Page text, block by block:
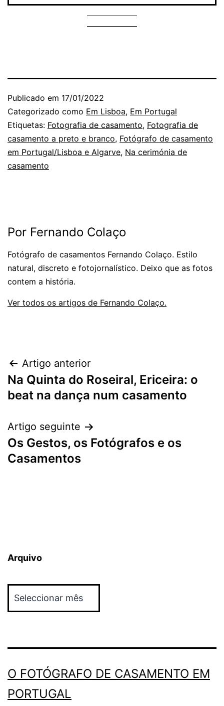
Publicado em 17/01/2022
Categorizado como Em Lisboa, Em Portugal
Etiquetas: Fotografia de casamento, Fotografia de
casamento a preto e branco, Fotógrafo de casamento
em Portugal/Lisboa e Algarve, Na cerimónia de
casamento
Por Fernando Colaço
Fotógrafo de casamentos Fernando Colaço. Estilo
natural, discreto e fotojornalístico. Deixo que as fotos
contem a história.
Ver todos os artigos de Fernando Colaço.
Navegação
de
Artigo anterior
Na Quinta do Roseiral, Ericeira: o
beat na dança num casamento
Artigo seguinte
Os Gestos, os Fotógrafos e os
Casamentos
Arquivo
O FOTÓGRAFO DE CASAMENTO EM
PORTUGAL